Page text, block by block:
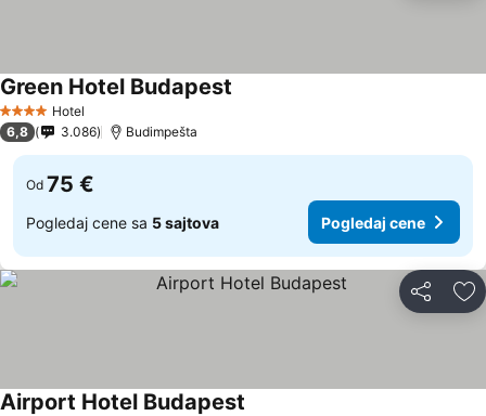
4 ZvezdiceHotel
Green Hotel Budapest
6,8 3.086 Budimpešta
Od 75 €
Pogledaj cene sa 5 sajtova Pogledaj cene
Deli
Airport Hotel Budapest